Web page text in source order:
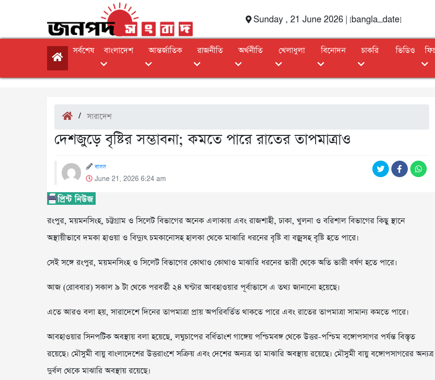
Sunday , 21 June 2026 | [bangla_date]
সর্বশেষ বাংলাদেশ আন্তর্জাতিক রাজনীতি অর্থনীতি খেলাধুলা বিনোদন চাকরি ভিডিও
/সারাদেশ
দেশজুড়ে বৃষ্টির সম্ভাবনা; কমতে পারে রাতের তাপমাত্রাও
বাসস
June 21, 2026 6:24 am
রংপুর, ময়মনসিংহ, চট্টগ্রাম ও সিলেট বিভাগের অনেক এলাকায় এবং রাজশাহী, ঢাকা, খুলনা ও বরিশাল বিভাগের কিছু স্থানে
অস্থায়ীভাবে দমকা হাওয়া ও বিদ্যুৎ চমকানোসহ হালকা থেকে মাঝারি ধরনের বৃষ্টি বা বজ্রসহ বৃষ্টি হতে পারে।
সেই সঙ্গে রংপুর, ময়মনসিংহ ও সিলেট বিভাগের কোথাও কোথাও মাঝারি ধরনের ভারী থেকে অতি ভারী বর্ষণ হতে পারে।
আজ (রোববার) সকাল ৯ টা থেকে পরবর্তী ২৪ ঘন্টার আবহাওয়ার পূর্বাভাসে এ তথ্য জানানো হয়েছে।
এতে আরও বলা হয়, সারাদেশে দিনের তাপমাত্রা প্রায় অপরিবর্তিত থাকতে পারে এবং রাতের তাপমাত্রা সামান্য কমতে পারে।
আবহাওয়ার সিনপটিক অবস্থায় বলা হয়েছে, লঘুচাপের বর্ধিতাংশ গাঙ্গেয় পশ্চিমবঙ্গ থেকে উত্তর-পশ্চিম বঙ্গোপসাগর পর্যন্ত বিস্তৃত
রয়েছে। মৌসুমী বায়ু বাংলাদেশের উত্তরাংশে সক্রিয় এবং দেশের অন্যত্র তা মাঝারি অবস্থায় রয়েছে। মৌসুমী বায়ু বঙ্গোপসাগরের অন্যত্র
দুর্বল থেকে মাঝারি অবস্থায় রয়েছে।